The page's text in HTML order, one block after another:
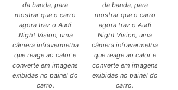
da banda, para
mostrar que o carro
agora traz o Audi
Night Vision, uma
câmera infravermelha
que reage ao calor e
converte em imagens
exibidas no painel do
carro.
da banda, para
mostrar que o carro
agora traz o Audi
Night Vision, uma
câmera infravermelha
que reage ao calor e
converte em imagens
exibidas no painel do
carro.